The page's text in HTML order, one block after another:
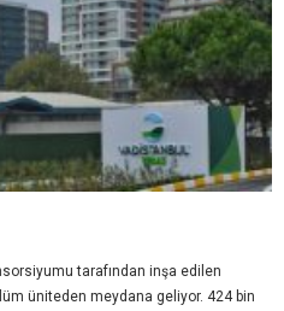
tarafından inşa edilen
üniteden meydana geliyor. 424 bin